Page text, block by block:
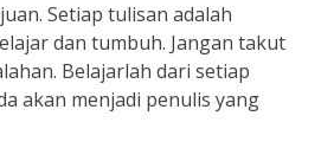
Setiap tulisan adalah
dan tumbuh. Jangan takut
Belajarlah dari setiap
akan menjadi penulis yang